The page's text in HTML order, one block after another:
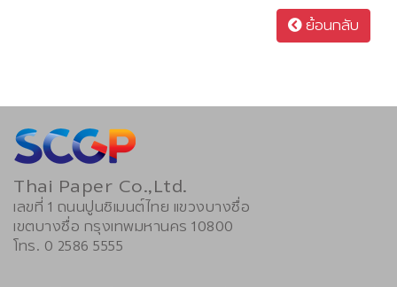
ย้อนกลับ
Thai Paper Co.,Ltd.
เลขที่ 1 ถนนปูนซิเมนต์ไทย แขวงบางซื่อ
เขตบางซื่อ กรุงเทพมหานคร 10800
โทร. 0 2586 5555